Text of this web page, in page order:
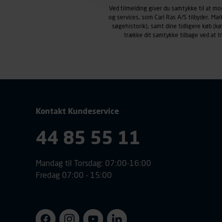
henblik på markedsføring,
personoplysninger om
klikkes på, sider/indhold
Ved tilmelding giver du samtykke til at
og services, som Carl Ras A/S tilbyder.
søgehistorik), samt dine tidligere køb
trække dit samtykke tilbage ved at
Kontakt Kundeservice
44 85 55 11
Mandag til Torsdag: 07:00-16:00
Fredag 07:00 - 15:00